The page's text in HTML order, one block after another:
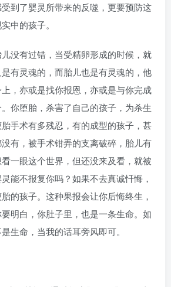
到了婴灵所带来的反噬，更要预防这
中的孩子。
没有过错，当受精卵形成的时候，就
有灵魂的，而胎儿也是有灵魂的，他
，亦或是找你报恩，亦或是与你完成
。你堕胎，杀害了自己的孩子，为杀生
手术有多残忍，有的成型的孩子，甚
有，被手术钳弄的支离破碎，胎儿有
一眼这个世界，但还没来及看，就被
能不报复你吗？如果不去真诚忏悔，
的孩子。这种果报会让你后悔终生，
明白，你肚子里，也是一条生命。如
生命，当我的话耳旁风即可。